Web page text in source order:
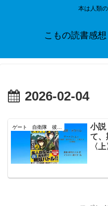
本は人類
こもの読書感想
2026-02-04
ゲート 自衛隊 彼の地にて、斯く戦えり
小
て、
〈